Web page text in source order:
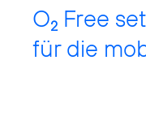
O2 Free
für die